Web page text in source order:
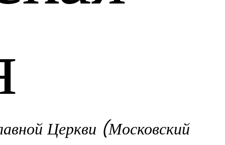
Церкви (Московский